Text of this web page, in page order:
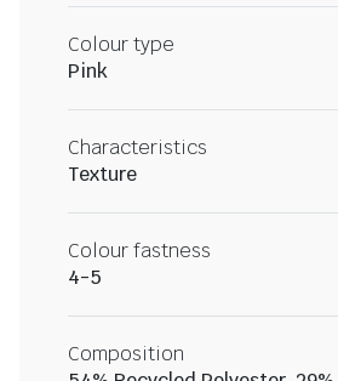
Colour type
Pink
Characteristics
Texture
Colour fastness
4-5
Composition